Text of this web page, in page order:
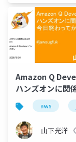
Amazon Q
ハンズオンに関
話と今日終わっ
の話
aws
山下光洋